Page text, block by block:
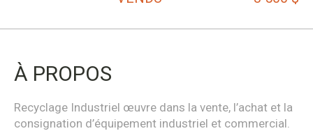
À PROPOS
Recyclage Industriel œuvre dans la vente, l’achat et la
consignation d’équipement industriel et commercial.